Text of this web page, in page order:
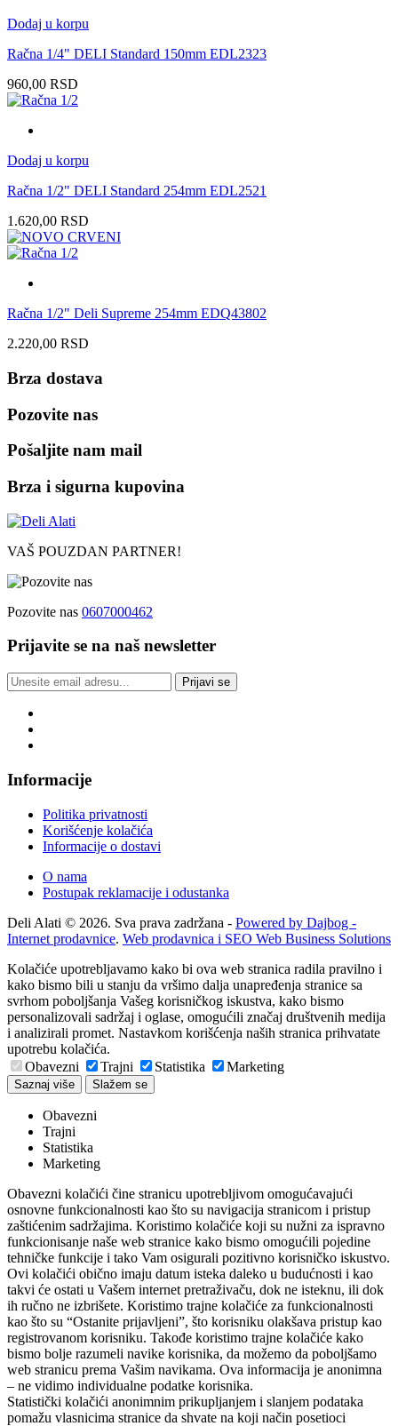
Dodaj u korpu
Račna 1/4" DELI Standard 150mm EDL2323
960,00 RSD
Dodaj u korpu
Račna 1/2" DELI Standard 254mm EDL2521
1.620,00 RSD
Račna 1/2" Deli Supreme 254mm EDQ43802
2.220,00 RSD
Brza dostava
Pozovite nas
Pošaljite nam mail
Brza i sigurna kupovina
VAŠ POUZDAN PARTNER!
Pozovite nas 0607000462
Prijavite se na naš newsletter
Prijavi se
Informacije
Politika privatnosti
Korišćenje kolačića
Informacije o dostavi
O nama
Postupak reklamacije i odustanka
Deli Alati © 2026. Sva prava zadržana - Powered by Dajbog -
Internet prodavnice. Web prodavnica i SEO Web Business Solutions
Kolačiće upotrebljavamo kako bi ova web stranica radila pravilno i
kako bismo bili u stanju da vršimo dalja unapređenja stranice sa
svrhom poboljšanja Vašeg korisničkog iskustva, kako bismo
personalizovali sadržaj i oglase, omogućili značaj društvenih medija
i analizirali promet. Nastavkom korišćenja naših stranica prihvatate
upotrebu kolačića.
Obavezni
Trajni Statistika Marketing
Saznaj više Slažem se
Obavezni
Trajni
Statistika
Marketing
Obavezni kolačići čine stranicu upotrebljivom omogućavajući
osnovne funkcionalnosti kao što su navigacija stranicom i pristup
zaštićenim sadržajima. Koristimo kolačiće koji su nužni za ispravno
funkcionisanje naše web stranice kako bismo omogućili pojedine
tehničke funkcije i tako Vam osigurali pozitivno korisničko iskustvo.
Ovi kolačići obično imaju datum isteka daleko u budućnosti i kao
takvi će ostati u Vašem internet pretraživaču, dok ne isteknu, ili dok
ih ručno ne izbrišete. Koristimo trajne kolačiće za funkcionalnosti
kao što su “Ostanite prijavljeni”, što korisniku olakšava pristup kao
registrovanom korisniku. Takođe koristimo trajne kolačiće kako
bismo bolje razumeli navike korisnika, da možemo da poboljšamo
web stranicu prema Vašim navikama. Ova informacija je anonimna
– ne vidimo individualne podatke korisnika.
Statistički kolačići anonimnim prikupljanjem i slanjem podataka
pomažu vlasnicima stranice da shvate na koji način posetioci